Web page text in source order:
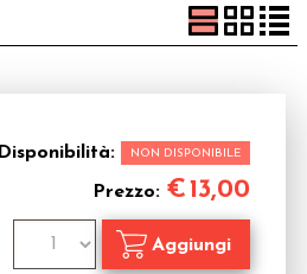
Disponibilità: NON DISPONIBILE
Prezzo: €13,00